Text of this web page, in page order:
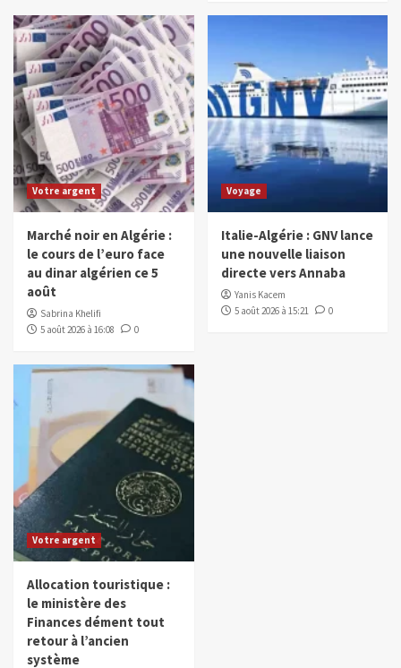
Votre argent
Marché noir en Algérie :
le cours de l’euro face
au dinar algérien ce 5
août
Sabrina Khelifi
5 août 2026 à 16:08
0
Voyage
Italie-Algérie : GNV lance
une nouvelle liaison
directe vers Annaba
Yanis Kacem
5 août 2026 à 15:21
0
Votre argent
Allocation touristique :
le ministère des
Finances dément tout
retour à l’ancien
système